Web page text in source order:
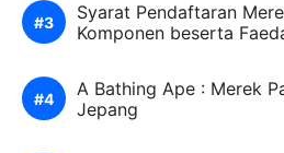
Syarat Pendaftaran
Komponen beserta
A Bathing Ape : Merek
Jepang